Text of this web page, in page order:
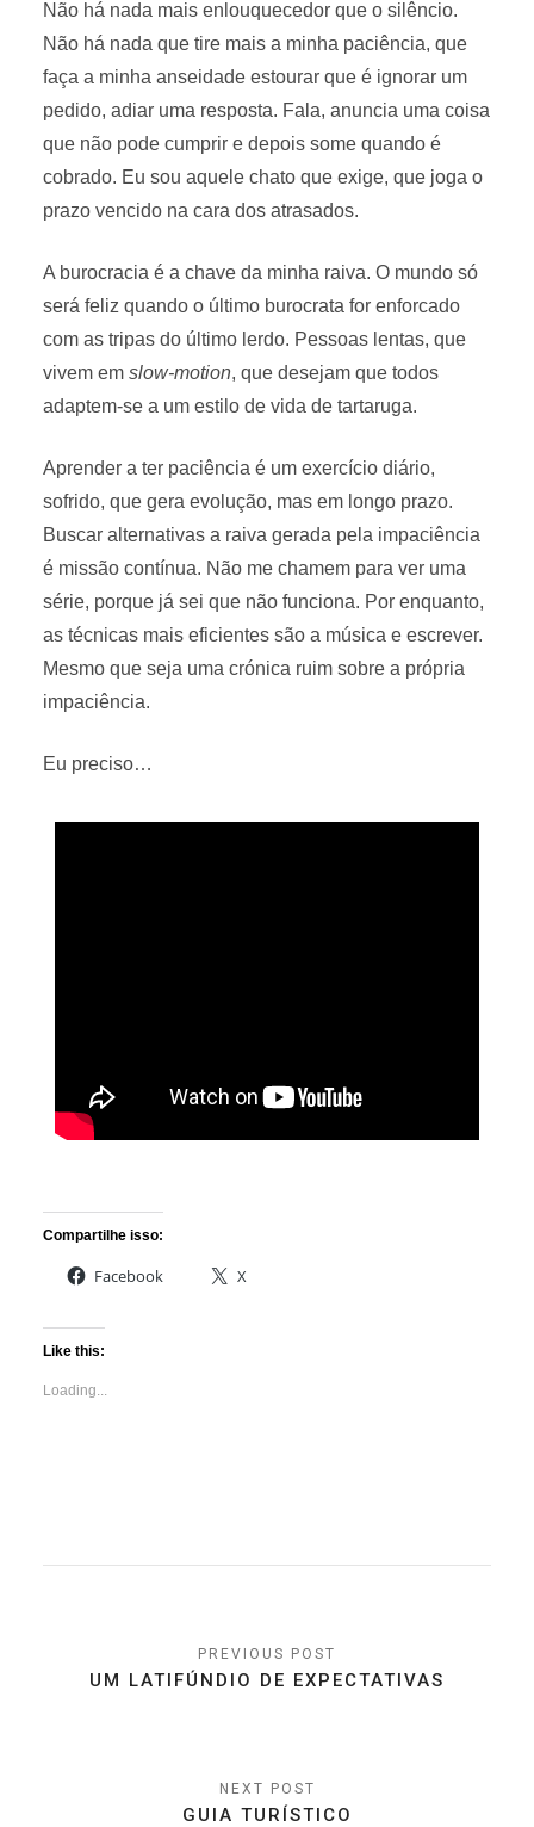
Não há nada mais enlouquecedor que o silêncio.
Não há nada que tire mais a minha paciência, que
faça a minha anseidade estourar que é ignorar um
pedido, adiar uma resposta. Fala, anuncia uma coisa
que não pode cumprir e depois some quando é
cobrado. Eu sou aquele chato que exige, que joga o
prazo vencido na cara dos atrasados.
A burocracia é a chave da minha raiva. O mundo só
será feliz quando o último burocrata for enforcado
com as tripas do último lerdo. Pessoas lentas, que
vivem emslow-motion, que desejam que todos
adaptem-se a um estilo de vida de tartaruga.
Aprender a ter paciência é um exercício diário,
sofrido, que gera evolução, mas em longo prazo.
Buscar alternativas a raiva gerada pela impaciência
é missão contínua. Não me chamem para ver uma
série, porque já sei que não funciona. Por enquanto,
as técnicas mais eficientes são a música e escrever.
Mesmo que seja uma crónica ruim sobre a própria
impaciência.
Eu preciso…
Compartilhe isso:
Facebook X
Like this:
Loading...
navigation
UM LATIFÚNDIO DE EXPECTATIVAS
GUIA TURÍSTICO